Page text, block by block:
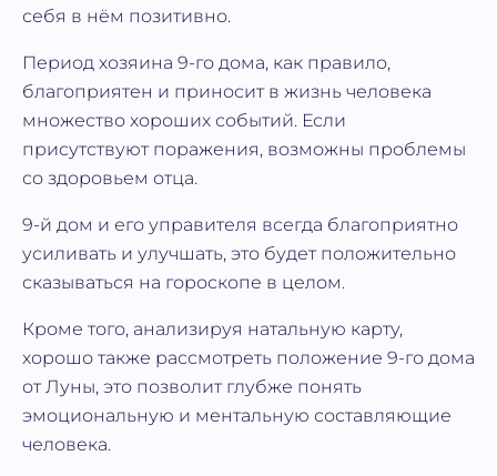
себя в нём позитивно.
Период хозяина 9-го дома, как правило,
благоприятен и приносит в жизнь человека
множество хороших событий. Если
присутствуют поражения, возможны проблемы
со здоровьем отца.
9-й дом и его управителя всегда благоприятно
усиливать и улучшать, это будет положительно
сказываться на гороскопе в целом.
Кроме того, анализируя натальную карту,
хорошо также рассмотреть положение 9-го дома
от Луны, это позволит глубже понять
эмоциональную и ментальную составляющие
человека.